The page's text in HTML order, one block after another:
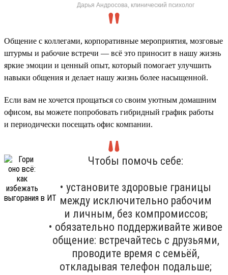
Дарья Андросова, клинический психолог
Общение с коллегами, корпоративные мероприятия, мозговые
штурмы и рабочие встречи — всё это приносит в нашу жизнь
яркие эмоции и ценный опыт, который помогает улучшить
навыки общения и делает нашу жизнь более насыщенной.
Если вам не хочется прощаться со своим уютным домашним
офисом, вы можете попробовать гибридный график работы
и периодически посещать офис компании.
Чтобы помочь себе:
• установите здоровые границы
между исключительно рабочим
и личным, без компромиссов;
• обязательно поддерживайте живое
общение: встречайтесь с друзьями,
проводите время с семьёй,
откладывая телефон подальше;